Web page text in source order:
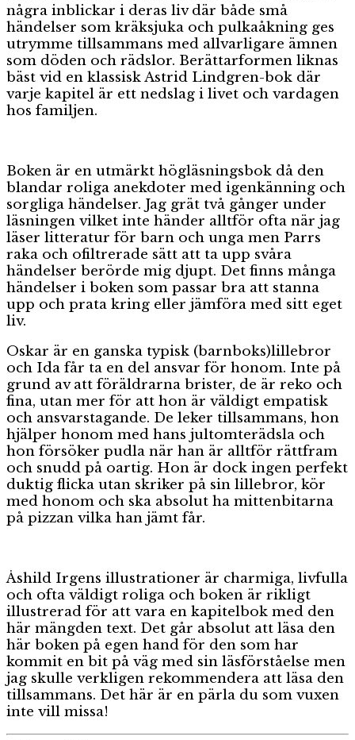
några inblickar i deras liv där både små
händelser som kräksjuka och pulkaåkning ges
utrymme tillsammans med allvarligare ämnen
som döden och rädslor. Berättarformen liknas
bäst vid en klassisk Astrid Lindgren-bok där
varje kapitel är ett nedslag i livet och vardagen
hos familjen.
Boken är en utmärkt högläsningsbok då den
blandar roliga anekdoter med igenkänning och
sorgliga händelser. Jag grät två gånger under
läsningen vilket inte händer alltför ofta när jag
läser litteratur för barn och unga men Parrs
raka och ofiltrerade sätt att ta upp svåra
händelser berörde mig djupt. Det finns många
händelser i boken som passar bra att stanna
upp och prata kring eller jämföra med sitt eget
liv.
Oskar är en ganska typisk (barnboks)lillebror
och Ida får ta en del ansvar för honom. Inte på
grund av att föräldrarna brister, de är reko och
fina, utan mer för att hon är väldigt empatisk
och ansvarstagande. De leker tillsammans, hon
hjälper honom med hans jultomterädsla och
hon försöker pudla när han är alltför rättfram
och snudd på oartig. Hon är dock ingen perfekt
duktig flicka utan skriker på sin lillebror, kör
med honom och ska absolut ha mittenbitarna
på pizzan vilka han jämt får.
Åshild Irgens illustrationer är charmiga, livfulla
och ofta väldigt roliga och boken är rikligt
illustrerad för att vara en kapitelbok med den
här mängden text. Det går absolut att läsa den
här boken på egen hand för den som har
kommit en bit på väg med sin läsförståelse men
jag skulle verkligen rekommendera att läsa den
tillsammans. Det här är en pärla du som vuxen
inte vill missa!